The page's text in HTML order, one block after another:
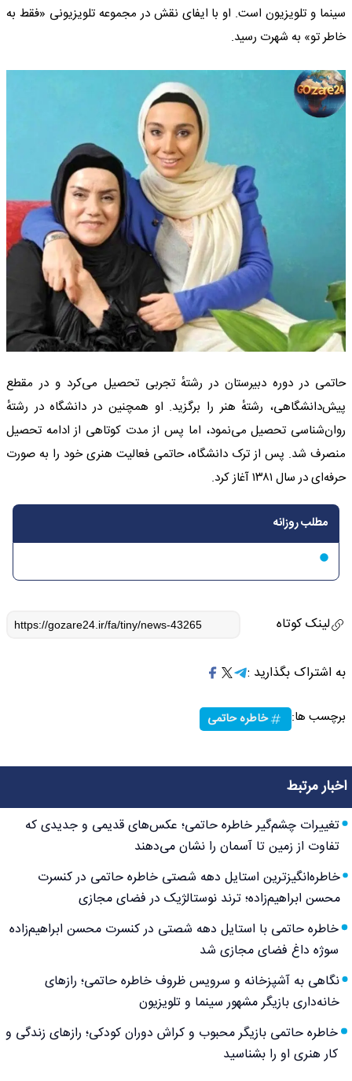
سینما و تلویزیون است. او با ایفای نقش در مجموعه تلویزیونی «فقط به
خاطر تو» به شهرت رسید.
حاتمی در دوره دبیرستان در رشتهٔ تجربی تحصیل می‌کرد و در مقطع
پیش‌دانشگاهی، رشتهٔ هنر را برگزید. او همچنین در دانشگاه در رشتهٔ
روان‌شناسی تحصیل می‌نمود، اما پس از مدت کوتاهی از ادامه تحصیل
منصرف شد. پس از ترک دانشگاه، حاتمی فعالیت هنری خود را به صورت
حرفه‌ای در سال ۱۳۸۱ آغاز کرد.
مطلب روزانه
لینک کوتاه
به اشتراک بگذارید :
برچسب ها: خاطره حاتمی
اخبار مرتبط
تغییرات چشم‌گیر خاطره حاتمی؛ عکس‌های قدیمی و جدیدی که
تفاوت از زمین تا آسمان را نشان می‌دهند
خاطره‌انگیزترین استایل دهه شصتی خاطره حاتمی در کنسرت
محسن ابراهیم‌زاده؛ ترند نوستالژیک در فضای مجازی
خاطره حاتمی با استایل دهه شصتی در کنسرت محسن ابراهیم‌زاده
سوژه داغ فضای مجازی شد
نگاهی به آشپزخانه و سرویس ظروف خاطره حاتمی؛ رازهای
خانه‌داری بازیگر مشهور سینما و تلویزیون
خاطره حاتمی بازیگر محبوب و کراش دوران کودکی؛ رازهای زندگی و
کار هنری او را بشناسید